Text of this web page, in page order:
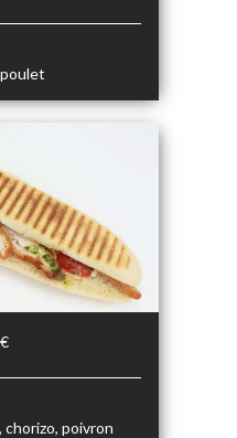
chorizo, poivron